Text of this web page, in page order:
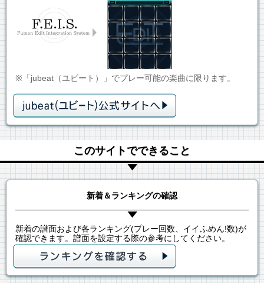
※「jubeat（ユビート）」でプレー可能の楽曲に限ります。
このサイトでできること
新着＆ランキングの確認
新着の譜面および各ランキング(プレー回数、イイふめん!数)が
確認できます。譜面を設定する際の参考にしてください。